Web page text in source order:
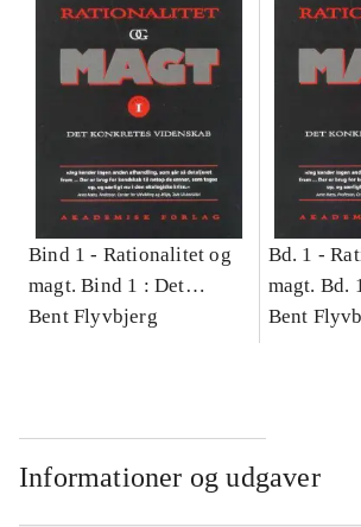
Bind 1 - Rationalitet og
magt. Bind 1 : Det
konkretes videnskab
Bent Flyvbjerg
Bd. 1 -
magt. Bd.
konkretes
Bent
Informationer og udgaver